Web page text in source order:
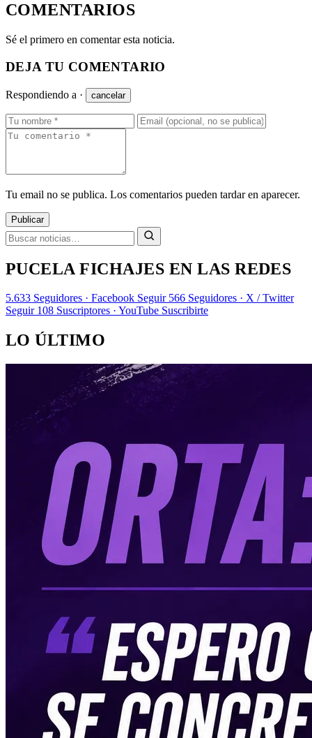
COMENTARIOS
Sé el primero en comentar esta noticia.
DEJA TU COMENTARIO
Respondiendo a · cancelar
Tu email no se publica. Los comentarios pueden tardar en aparecer.
Publicar
PUCELA FICHAJES EN LAS REDES
5.633 Seguidores · Facebook Seguir 566 Seguidores · X / Twitter
Seguir 108 Suscriptores · YouTube Suscribirte
LO ÚLTIMO